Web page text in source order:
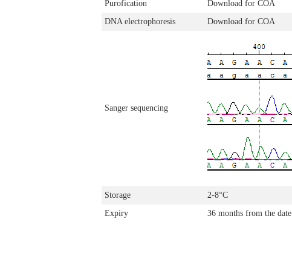
Purofication
Download for COA
DNA electrophoresis
Download for COA
Sanger sequencing
Storage
2-8°C
Expiry
36 months from the